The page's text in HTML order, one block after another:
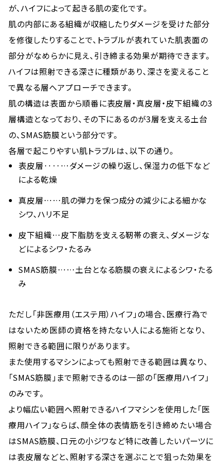
が、ハイフによって起きる肌の変化です。
肌の内部にある組織が収縮したりダメージを受けた部分
を修復したりすることで、トラブルが表れていた肌表面の
部分がなめらかに見え、引き締まる効果が期待できます。
ハイフは照射できる深さに種類があり、深さを変えること
で異なる層へアプローチできます。
肌の構造は表面から順番に表皮層・真皮層・皮下組織の3
層構造となっており、その下にあるのが3層を支える土台
の、SMAS筋膜という部分です。
各層で起こりやすい肌トラブルは、以下の通り。
表皮層‥‥…ダメージの繰り返し、保湿力の低下など
による乾燥
真皮層……肌の弾力を保つ成分の減少による細かな
シワ、ハリ不足
皮下組織…皮下脂肪を支える靭帯の衰え、ダメージな
どによるシワ・たるみ
SMAS筋膜……土台となる筋膜の衰えによるシワ・たる
み
ただし「非医療用（エステ用）ハイフ」の場合、医療行為で
はないため医師の資格を持たない人による施術となり、
照射できる範囲に限りがあります。
また使用するマシンによっても照射できる範囲は異なり、
「SMAS筋膜」まで照射できるのは一部の「医療用ハイフ」
のみです。
より幅広い範囲へ照射できるハイフマシンを使用した「医
療用ハイフ」ならば、顔全体の表情筋を引き締めたい場合
はSMAS筋膜、口元の小ジワなど特に改善したいパーツに
は表皮層などと、照射する深さを選ぶことで狙った効果を